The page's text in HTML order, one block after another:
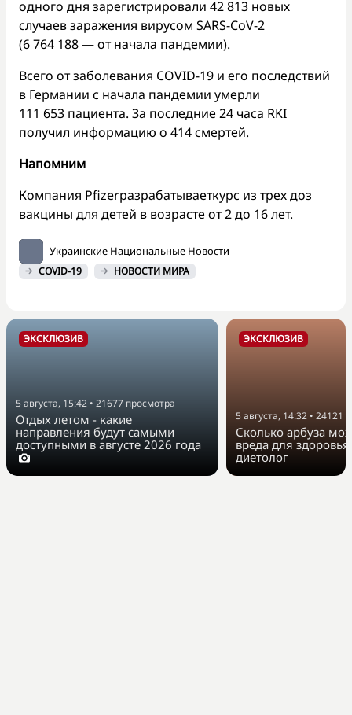
одного дня зарегистрировали 42 813 новых
случаев заражения вирусом SARS-CoV-2
(6 764 188 — от начала пандемии).
Всего от заболевания COVID-19 и его последствий
в Германии с начала пандемии умерли
111 653 пациента. За последние 24 часа RKI
получил информацию о 414 смертей.
Напомним
Компания Pfizerразрабатываеткурс из трех доз
вакцины для детей в возрасте от 2 до 16 лет.
Украинские Национальные Новости
COVID-19 НОВОСТИ МИРА
ЭКСКЛЮЗИВ
5 августа, 15:42 • 21677 просмотра
Отдых летом - какие
направления будут самыми
доступными в августе 2026 года
ЭКСКЛЮЗИВ
5 августа, 14:32 • 24121
Сколько арбуза
вреда для
диетолог